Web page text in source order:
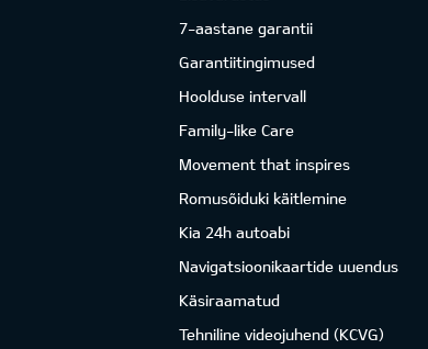
7-aastane garantii
Garantiitingimused
Hoolduse intervall
Family-like Care
Movement that inspires
Romusõiduki käitlemine
Kia 24h autoabi
Navigatsioonikaartide uuendus
Käsiraamatud
Tehniline videojuhend (KCVG)